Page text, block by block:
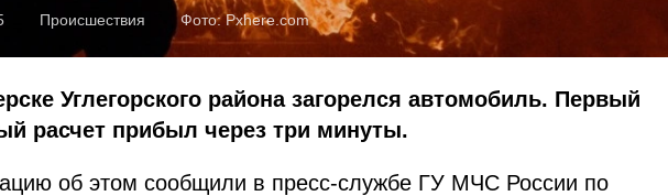
Происшествия Фото:Pxhere.com
Углегорского района загорелся автомобиль. Первый
расчет прибыл через три минуты.
об этом сообщили в пресс-службе ГУ МЧС России по